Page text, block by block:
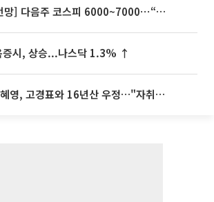
[주간증시전망] 다음주 코스피 6000~7000⋯“外人 수급은 정책이 변수”
증시, 상승...나스닥 1.3% ↑
'나혼산' 류혜영, 고경표와 16년산 우정…"자취방서 부모님과 마주쳐"